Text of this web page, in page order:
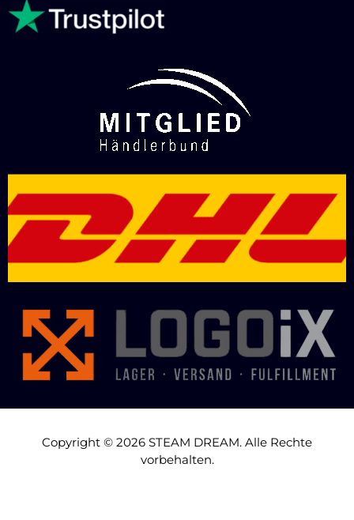
Copyright © 2026 STEAM DREAM. Alle Rechte
vorbehalten.